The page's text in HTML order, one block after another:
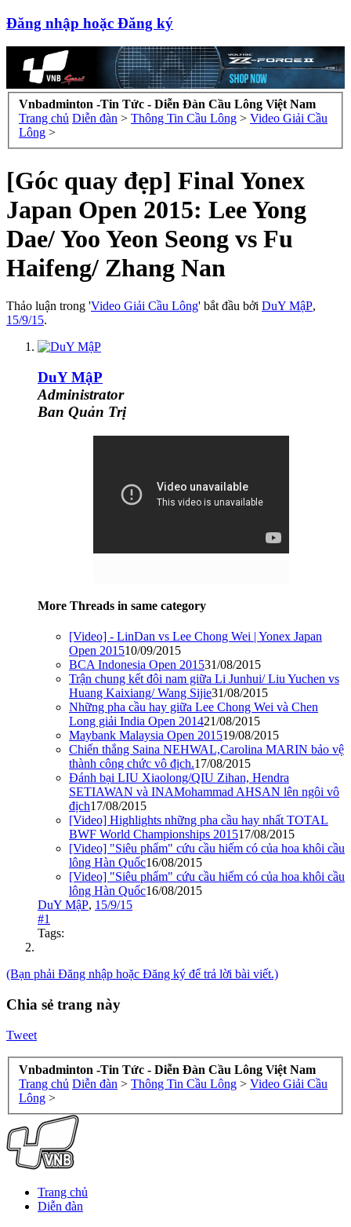
Đăng nhập hoặc Đăng ký
Vnbadminton -Tin Tức - Diễn Đàn Cầu Lông Việt Nam
Trang chủ Diễn đàn > Thông Tin Cầu Lông > Video Giải Cầu
Lông >
[Góc quay đẹp] Final Yonex
Japan Open 2015: Lee Yong
Dae/ Yoo Yeon Seong vs Fu
Haifeng/ Zhang Nan
Thảo luận trong 'Video Giải Cầu Lông' bắt đầu bởi DuY MậP,
15/9/15.
DuY MậP
Administrator
Ban Quản Trị
More Threads in same category
[Video] - LinDan vs Lee Chong Wei | Yonex Japan
Open 201510/09/2015
BCA Indonesia Open 201531/08/2015
Trận chung kết đôi nam giữa Li Junhui/ Liu Yuchen vs
Huang Kaixiang/ Wang Sijie31/08/2015
Những pha cầu hay giữa Lee Chong Wei và Chen
Long giải India Open 201421/08/2015
Maybank Malaysia Open 201519/08/2015
Chiến thắng Saina NEHWAL,Carolina MARIN bảo vệ
thành công chức vô địch.17/08/2015
Đánh bại LIU Xiaolong/QIU Zihan, Hendra
SETIAWAN và INAMohammad AHSAN lên ngôi vô
địch17/08/2015
[Video] Highlights những pha cầu hay nhất TOTAL
BWF World Championships 201517/08/2015
[Video] "Siêu phẩm" cứu cầu hiếm có của hoa khôi cầu
lông Hàn Quốc16/08/2015
[Video] "Siêu phẩm" cứu cầu hiếm có của hoa khôi cầu
lông Hàn Quốc16/08/2015
DuY MậP, 15/9/15
#1
Tags:
(Bạn phải Đăng nhập hoặc Đăng ký để trả lời bài viết.)
Chia sẻ trang này
Tweet
Vnbadminton -Tin Tức - Diễn Đàn Cầu Lông Việt Nam
Trang chủ Diễn đàn > Thông Tin Cầu Lông > Video Giải Cầu
Lông >
Trang chủ
Diễn đàn